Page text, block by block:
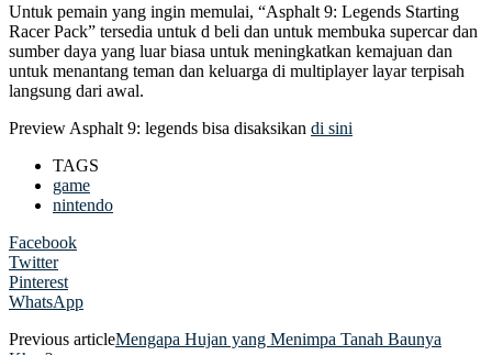
Untuk pemain yang ingin memulai, “Asphalt 9: Legends Starting
Racer Pack” tersedia untuk d beli dan untuk membuka supercar dan
sumber daya yang luar biasa untuk meningkatkan kemajuan dan
untuk menantang teman dan keluarga di multiplayer layar terpisah
langsung dari awal.
Preview Asphalt 9: legends bisa disaksikan di sini
TAGS
game
nintendo
Facebook
Twitter
Pinterest
WhatsApp
Previous articleMengapa Hujan yang Menimpa Tanah Baunya